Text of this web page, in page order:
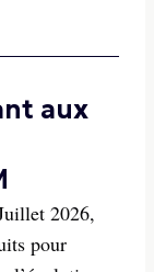
aux
2026,
pour